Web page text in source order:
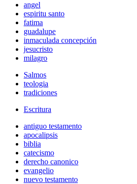
angel
espiritu santo
fatima
guadalupe
inmaculada concepción
jesucristo
milagro
Salmos
teologia
tradiciones
Escritura
antiguo testamento
apocalipsis
biblia
catecismo
derecho canonico
evangelio
nuevo testamento